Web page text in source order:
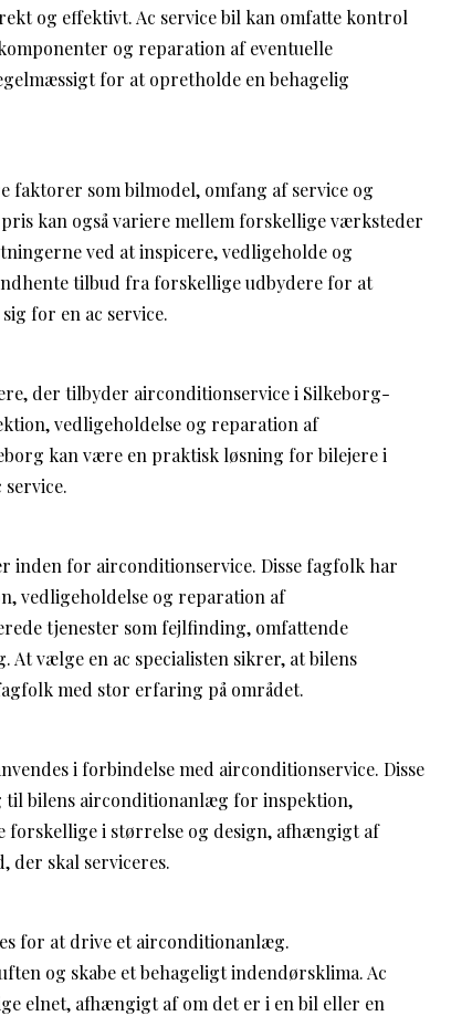
og effektivt. Ac service bil kan omfatte kontrol
og reparation af eventuelle
for at opretholde en behagelig
faktorer som bilmodel, omfang af service og
kan også variere mellem forskellige værksteder
ved at inspicere, vedligeholde og
tilbud fra forskellige udbydere for at
for en ac service.
der tilbyder airconditionservice i Silkeborg-
vedligeholdelse og reparation af
kan være en praktisk løsning for bilejere i
inden for airconditionservice. Disse fagfolk har
vedligeholdelse og reparation af
tjenester som fejlfinding, omfattende
vælge en ac specialisten sikrer, at bilens
med stor erfaring på området.
i forbindelse med airconditionservice. Disse
til bilens airconditionanlæg for inspektion,
forskellige i størrelse og design, afhængigt af
der skal serviceres.
for at drive et airconditionanlæg.
og skabe et behageligt indendørsklima. Ac
elnet, afhængigt af om det er i en bil eller en